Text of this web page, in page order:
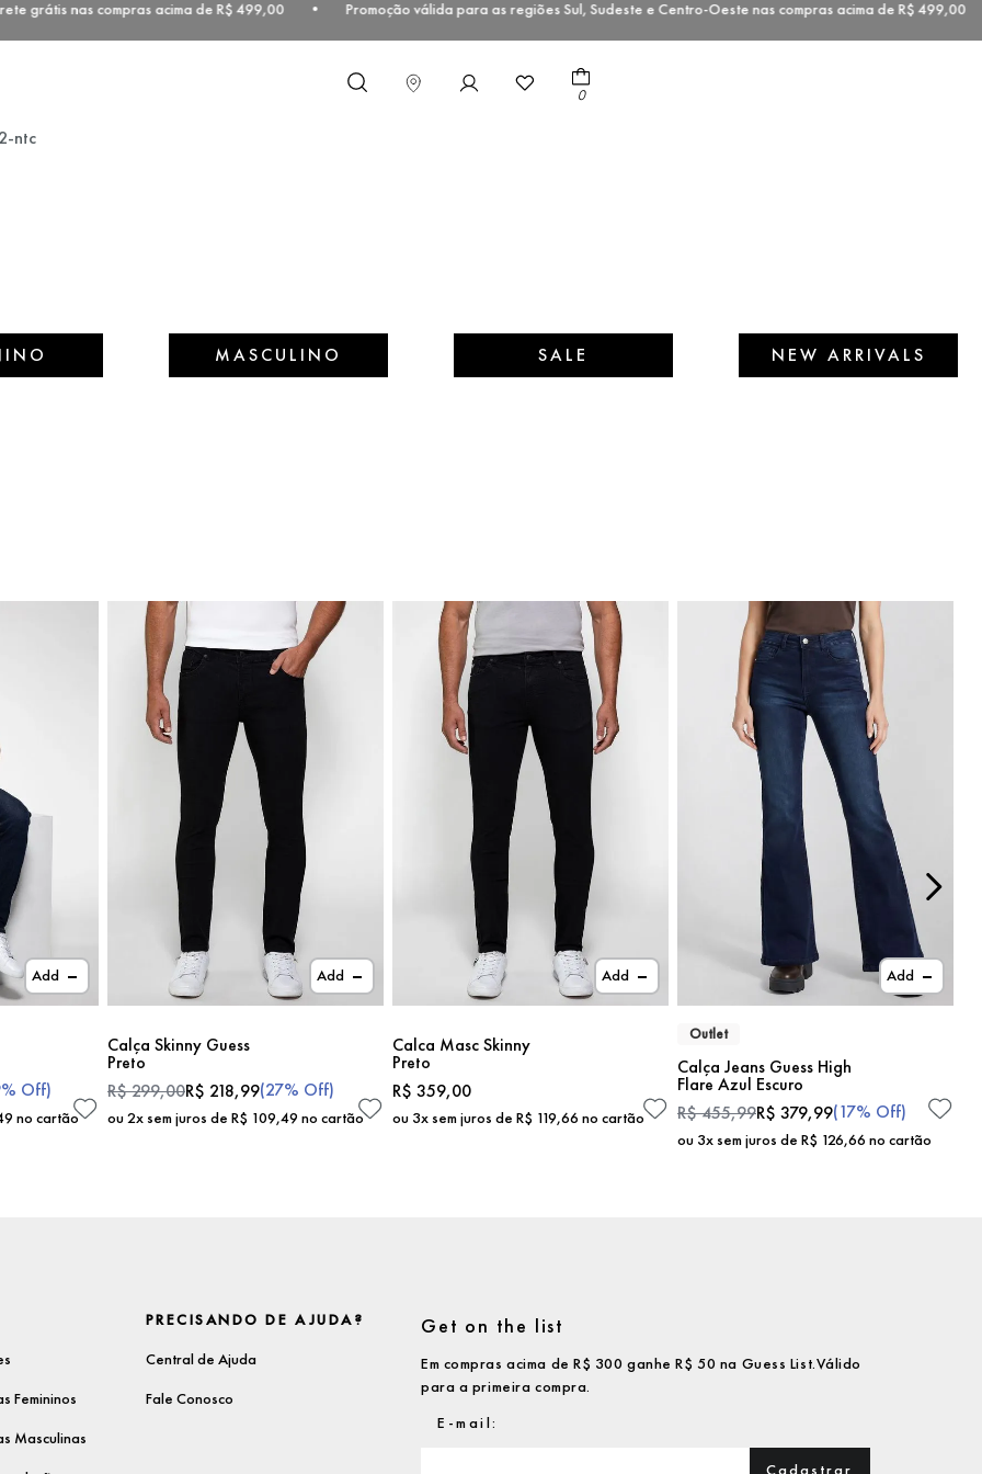
nas compras acima de R$ 499,00 • Promoção válida para as regiões Sul, Sudeste e Centro-Oeste nas compras acima de
O que você procura?
0
ntc
MASCULINO SALE NEW ARRIVALS
Add
Off)
no cartão
Add
Calça Skinny Guess
Preto
R$299,00R$ 218,99(27% Off)
ou2x sem juros de R$ 109,49 no cartão
Add
Calca Masc Skinny
Preto
R$ 359,00
ou 3x sem juros de R$ 119,66 no cartão
Add
Outlet
Calça Jeans Guess High
Flare Azul Escuro
R$455,99R$ 379,99(17% Off)
ou 3x sem juros de R$ 126,66 no cartão
Femininos
Masculinas
PRECISANDO DE AJUDA?
Central de Ajuda
Fale Conosco
Get on the list
Em compras acima de R$ 300 ganhe R$ 50 na Guess List.Válido
para a primeira compra.
Cadastrar